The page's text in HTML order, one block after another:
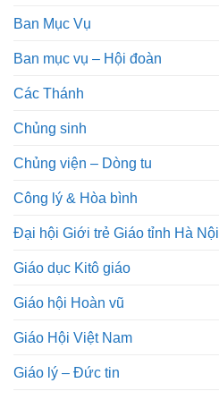
Ban Mục Vụ
Ban mục vụ – Hội đoàn
Các Thánh
Chủng sinh
Chủng viện – Dòng tu
Công lý & Hòa bình
Đại hội Giới trẻ Giáo tỉnh Hà Nội
Giáo dục Kitô giáo
Giáo hội Hoàn vũ
Giáo Hội Việt Nam
Giáo lý – Đức tin